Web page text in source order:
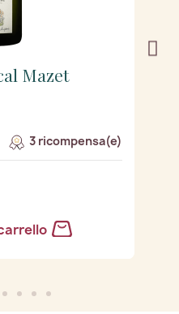
Mazet
3 ricompensa(e)